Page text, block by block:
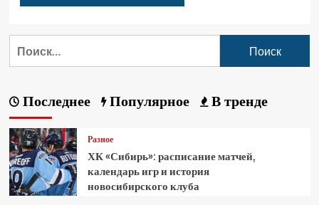
Последнее Популярное В тренде
Разное
ХК «Сибирь»: расписание матчей,
календарь игр и история
новосибирского клуба